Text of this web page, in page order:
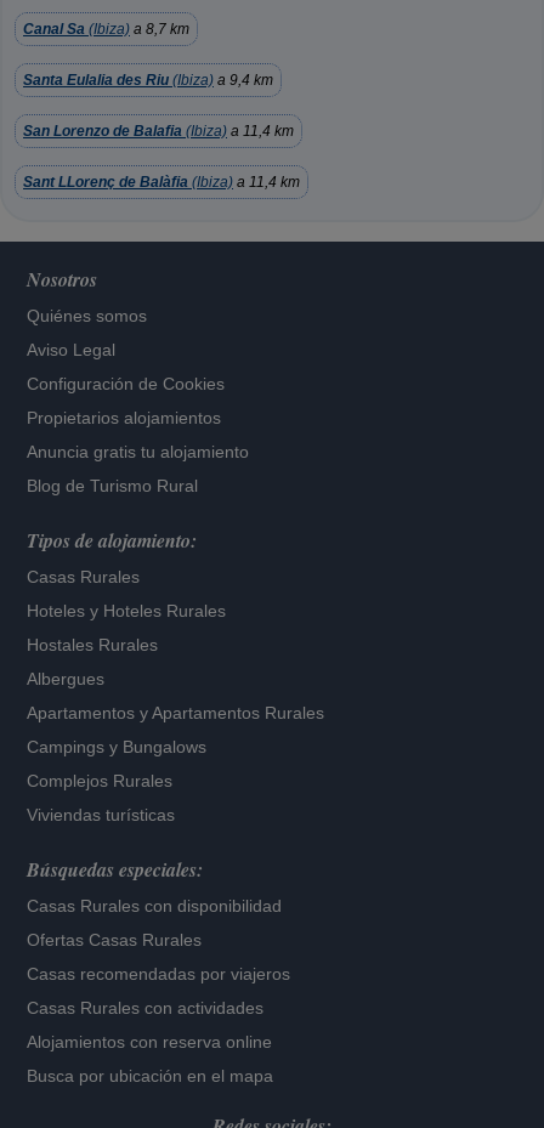
Canal Sa (Ibiza) a 8,7 km
Santa Eulalia des Riu (Ibiza) a 9,4 km
San Lorenzo de Balafia (Ibiza) a 11,4 km
Sant LLorenç de Balàfia (Ibiza) a 11,4 km
Nosotros
Quiénes somos
Aviso Legal
Configuración de Cookies
Propietarios alojamientos
Anuncia gratis tu alojamiento
Blog de Turismo Rural
Tipos de alojamiento:
Casas Rurales
Hoteles y Hoteles Rurales
Hostales Rurales
Albergues
Apartamentos yApartamentos Rurales
Campings y Bungalows
Complejos Rurales
Viviendas turísticas
Búsquedas especiales:
Casas Rurales con disponibilidad
Ofertas Casas Rurales
Casas recomendadas por viajeros
Casas Rurales con actividades
Alojamientos con reserva online
Busca por ubicación en el mapa